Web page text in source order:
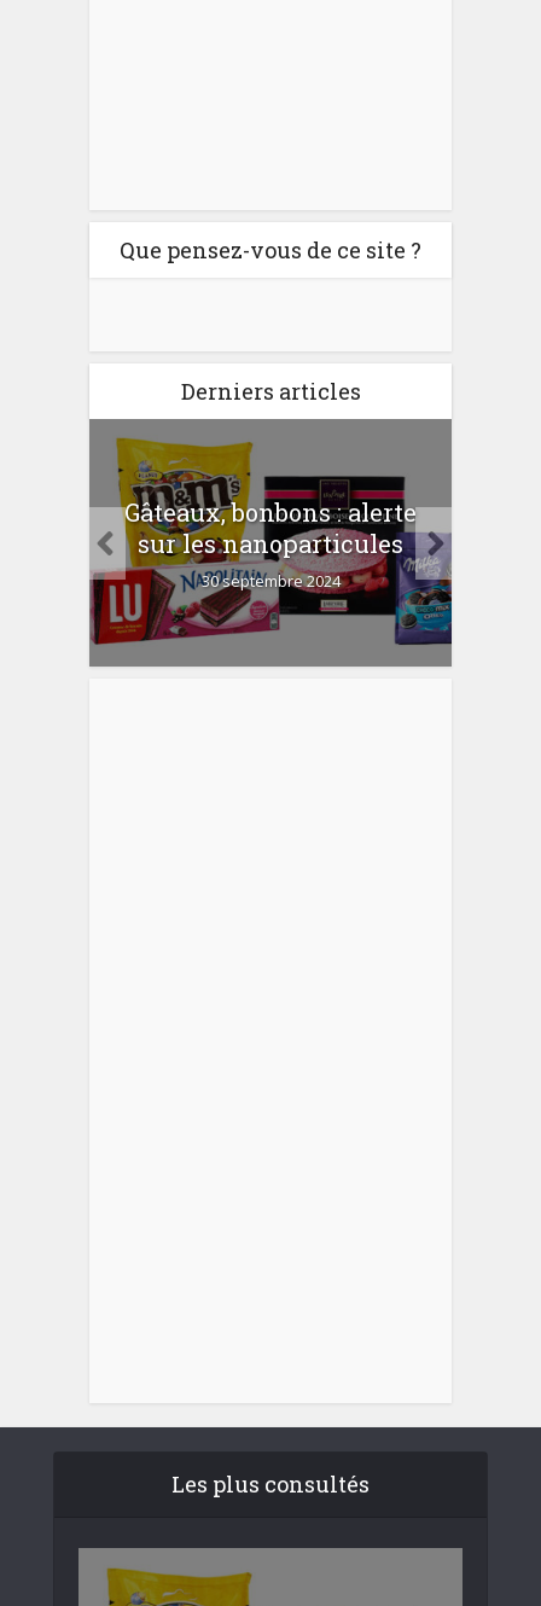
Que pensez-vous de ce site ?
Derniers articles
Gâteaux, bonbons : alerte
sur les nanoparticules
30 septembre 2024
Les plus consultés